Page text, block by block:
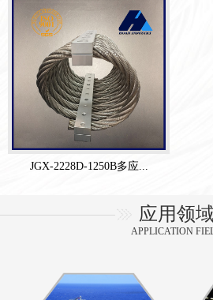
JGX-2228D-1250B多应...
应用领域
APPLICATION